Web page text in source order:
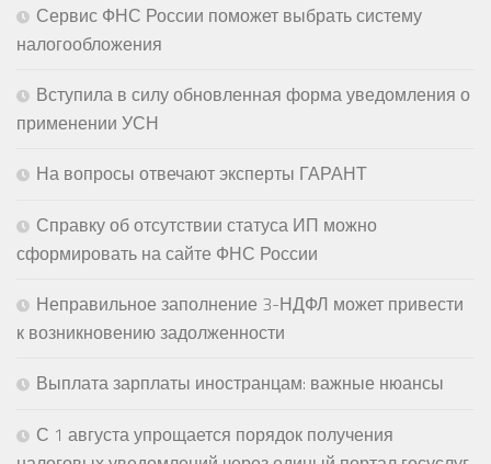
Сервис ФНС России поможет выбрать систему
налогообложения
Вступила в силу обновленная форма уведомления о
применении УСН
На вопросы отвечают эксперты ГАРАНТ
Справку об отсутствии статуса ИП можно
сформировать на сайте ФНС России
Неправильное заполнение 3-НДФЛ может привести
к возникновению задолженности
Выплата зарплаты иностранцам: важные нюансы
С 1 августа упрощается порядок получения